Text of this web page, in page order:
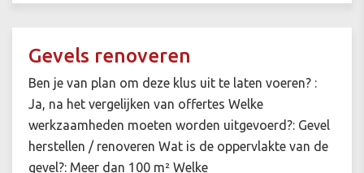
Gevels renoveren
Ben je van plan om deze klus uit te laten voeren? :
Ja, na het vergelijken van offertes Welke
werkzaamheden moeten worden uitgevoerd?: Gevel
herstellen / renoveren Wat is de oppervlakte van de
gevel?: Meer dan 100 m² Welke